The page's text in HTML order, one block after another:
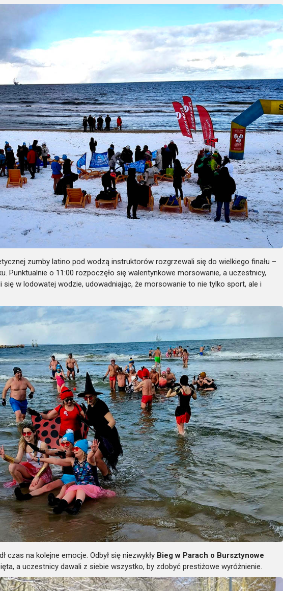
zumby latino pod wodzą instruktorów rozgrzewali się do wielkiego finału –
Punktualnie o 11:00 rozpoczęło się walentynkowe morsowanie, a uczestnicy,
się w lodowatej wodzie, udowadniając, że morsowanie to nie tylko sport, ale i
czas na kolejne emocje. Odbył się niezwykły Bieg w Parach o Bursztynowe
a uczestnicy dawali z siebie wszystko, by zdobyć prestiżowe wyróżnienie.